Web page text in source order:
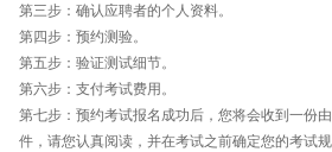
第三步：确认应聘者的个人资料。
第四步：预约测验。
第五步：验证测试细节。
第六步：支付考试费用。
第七步：预约考试报名成功后，您将会收到一份
件，请您认真阅读，并在考试之前确定您的考试规